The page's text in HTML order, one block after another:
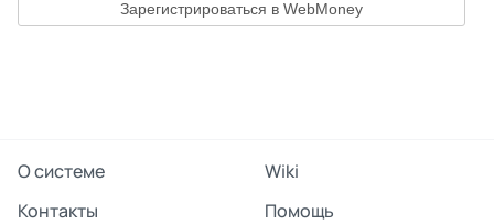
Зарегистрироваться в WebMoney
О системе
Wiki
Контакты
Помощь